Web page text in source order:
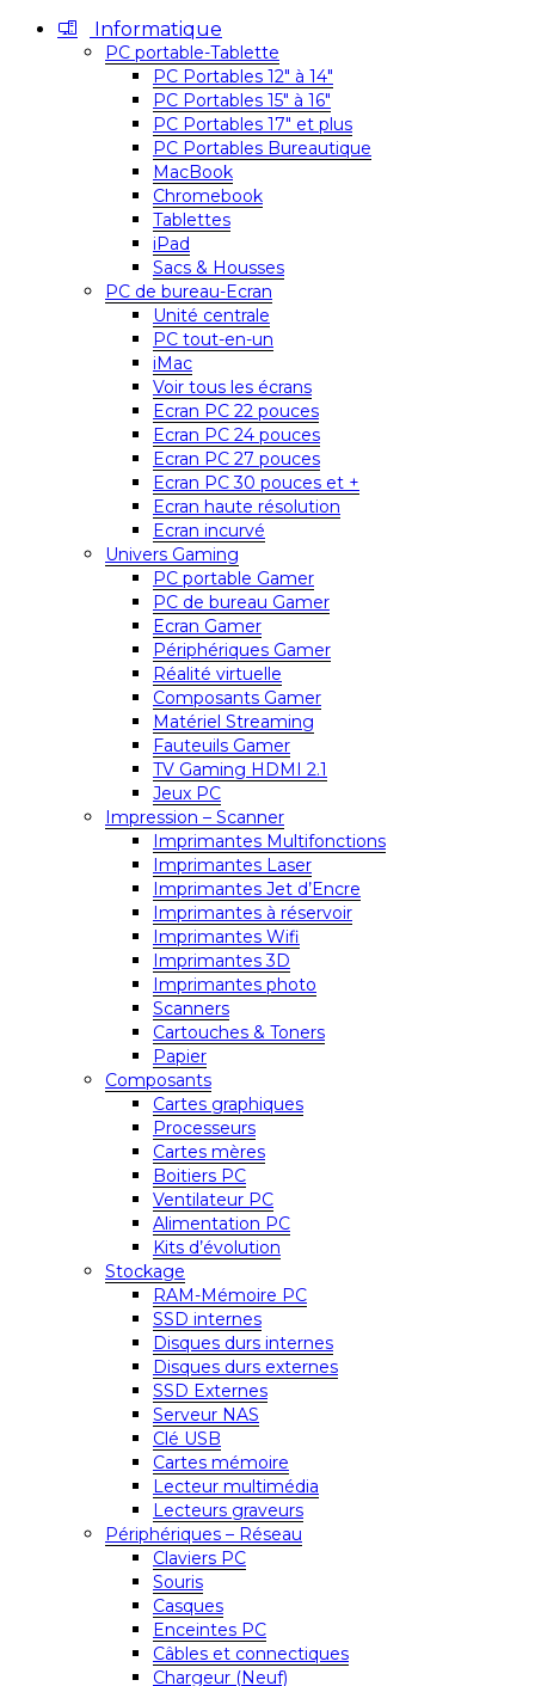
Informatique
PC portable-Tablette
PC Portables 12″ à 14″
PC Portables 15″ à 16″
PC Portables 17″ et plus
PC Portables Bureautique
MacBook
Chromebook
Tablettes
iPad
Sacs & Housses
PC de bureau-Ecran
Unité centrale
PC tout-en-un
iMac
Voir tous les écrans
Ecran PC 22 pouces
Ecran PC 24 pouces
Ecran PC 27 pouces
Ecran PC 30 pouces et +
Ecran haute résolution
Ecran incurvé
Univers Gaming
PC portable Gamer
PC de bureau Gamer
Ecran Gamer
Périphériques Gamer
Réalité virtuelle
Composants Gamer
Matériel Streaming
Fauteuils Gamer
TV Gaming HDMI 2.1
Jeux PC
Impression – Scanner
Imprimantes Multifonctions
Imprimantes Laser
Imprimantes Jet d’Encre
Imprimantes à réservoir
Imprimantes Wifi
Imprimantes 3D
Imprimantes photo
Scanners
Cartouches & Toners
Papier
Composants
Cartes graphiques
Processeurs
Cartes mères
Boitiers PC
Ventilateur PC
Alimentation PC
Kits d’évolution
Stockage
RAM-Mémoire PC
SSD internes
Disques durs internes
Disques durs externes
SSD Externes
Serveur NAS
Clé USB
Cartes mémoire
Lecteur multimédia
Lecteurs graveurs
Périphériques – Réseau
Claviers PC
Souris
Casques
Enceintes PC
Câbles et connectiques
Chargeur (Neuf)